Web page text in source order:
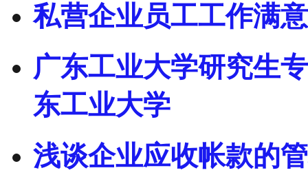
私营企业员工工作满
广东工业大学研究生
东工业大学
浅谈企业应收帐款的